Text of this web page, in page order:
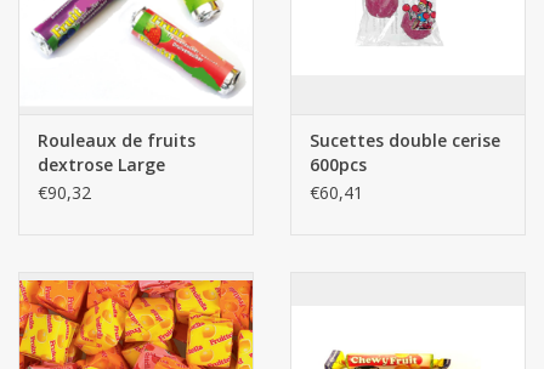
le cas contraire, vous recevrez bien entendu un remboursement
intégral.
- Vous pouvez commander/réserver en ligne ou par e-mail
MAINTENANT et vous faire livrer dans une PÉRIODE PLUS
TARDÉE SOUHAITÉE, indiquez la semaine de LIVRAISON
souhaitée dans la case commentaires.
Fun Fruit Toffee Mix 1kg
Rouleaux de fruits
dextrose Large
2500pcs - DEX
€90,32
Sucettes double cerise
600pcs
€60,41